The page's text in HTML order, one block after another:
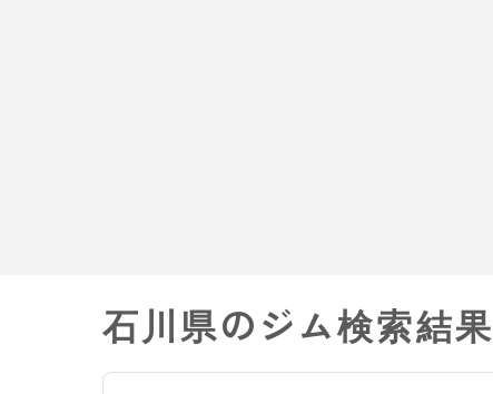
石川県のジム検索結果